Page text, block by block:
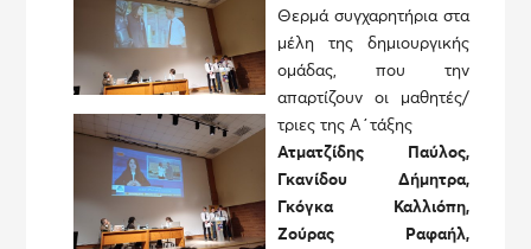
Θερμά συγχαρητήρια στα
μέλη της δημιουργικής
ομάδας, που την
απαρτίζουν οι μαθητές/
τριες της Α΄τάξης
Ατματζίδης Παύλος,
Γκανίδου Δήμητρα,
Γκόγκα Καλλιόπη,
Ζούρας Ραφαήλ,